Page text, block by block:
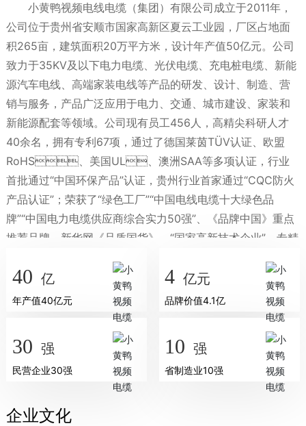
小黄鸭视频电线电缆（集团）有限公司成立于2011年，
公司位于贵州省安顺市国家高新区夏云工业园，厂区占地面
积265亩，建筑面积20万平方米，设计年产值50亿元。公司
致力于35KV及以下电力电缆、光伏电缆、充电桩电缆、新能
源汽车电线、高端家装电线等产品的研发、设计、制造、营
销与服务，产品广泛应用于电力、交通、城市建设、家装和
新能源配套等领域。公司现有员工456人，高精尖科研人才
40余名，拥有专利67项，通过了德国莱茵TÜV认证、欧盟
RoHS、美国UL、澳洲SAA等多项认证，行业
首批通过“中国环保产品”认证，贵州行业首家通过“CQC防火
产品认证”；荣获了“绿色工厂”“中国电线电缆十大绿色品
牌”“中国电力电缆供应商综合实力50强”、《品牌中国》重点
推荐品牌、新华网《品质国货》、“国家高新技术企业”、专精
强”“贵州企业100强”“贵州制造业十大品牌”“贵州省品牌价值
30强””企业标准领跑者“等多项殊荣，现已成为西南成长力及
竞争力的线缆品牌。目前，已发展成为南方电网、国家电网
一级供应商，与中国电建、中国中铁、中国铁建、万科、华
润等大型地产国企达成稳定战略合作，为中国天眼、成都天
府国际机场、大连湾海底隧道项目、天津华电海晶“盐光互
补”光伏项目、云南传染病医院、新疆新华水电博州30万千瓦
光伏电站项目等5000余个大型项目建设提供产品及服务，贵
40 亿
年产值40亿元
4 亿元
品牌价值4.1亿
30 强
民营企业30强
10 强
省制造业10强
企业文化